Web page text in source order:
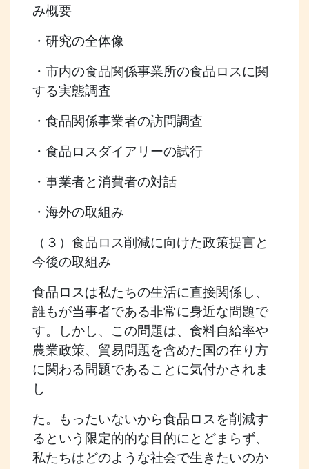
み概要
・研究の全体像
・市内の食品関係事業所の食品ロスに関
する実態調査
・食品関係事業者の訪問調査
・食品ロスダイアリーの試行
・事業者と消費者の対話
・海外の取組み
（３）食品ロス削減に向けた政策提言と
今後の取組み
食品ロスは私たちの生活に直接関係し、
誰もが当事者である非常に身近な問題で
す。しかし、この問題は、食料自給率や
農業政策、貿易問題を含めた国の在り方
に関わる問題であることに気付かされま
し
た。もったいないから食品ロスを削減す
るという限定的的な目的にとどまらず、
私たちはどのような社会で生きたいのか